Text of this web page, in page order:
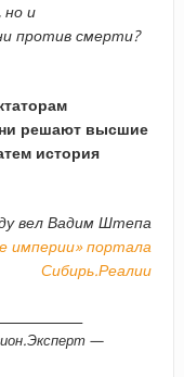
но и
против смерти?
решают высшие
история
вел Вадим Штепа
империи» портала
Сибирь.Реалии
—